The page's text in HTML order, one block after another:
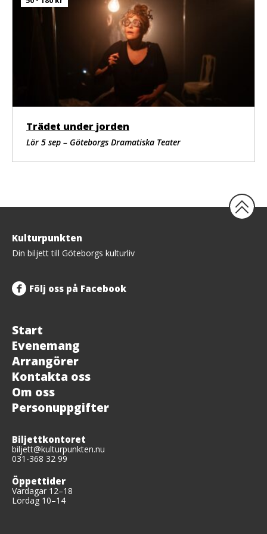
Trädet under jorden
Lör 5 sep – Göteborgs Dramatiska Teater
Tillbaka
upp
Kulturpunkten
Din biljett till Göteborgs kulturliv
Följ oss på Facebook
Start
Evenemang
Arrangörer
Kontakta oss
Om oss
Personuppgifter
Biljettkontoret
biljett@kulturpunkten.nu
031-368 32 99
Öppettider
Vardagar 12–18
Lördag 10–14